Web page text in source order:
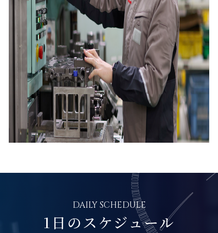
DAILY SCHEDULE
1日のスケジュール